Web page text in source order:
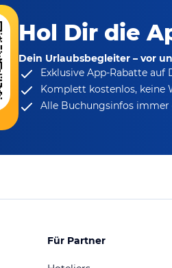
Hol Dir die
Dein Urlaubsbegleiter – vor
Exklusive App-Rabatteauf
Komplett kostenlos, keine
Alle Buchungsinfos
Für Partner